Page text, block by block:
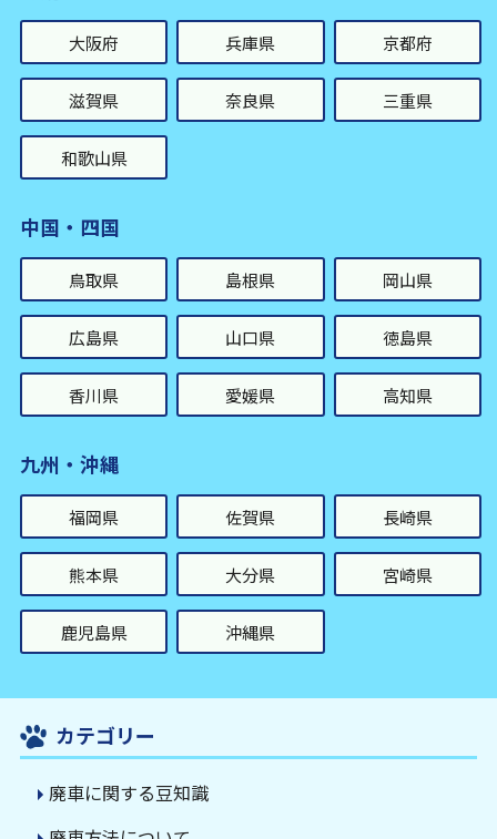
大阪府 兵庫県 京都府
滋賀県 奈良県 三重県
和歌山県
中国・四国
鳥取県 島根県 岡山県
広島県 山口県 徳島県
香川県 愛媛県 高知県
九州・沖縄
福岡県 佐賀県 長崎県
熊本県 大分県 宮崎県
鹿児島県 沖縄県
カテゴリー
廃車に関する豆知識